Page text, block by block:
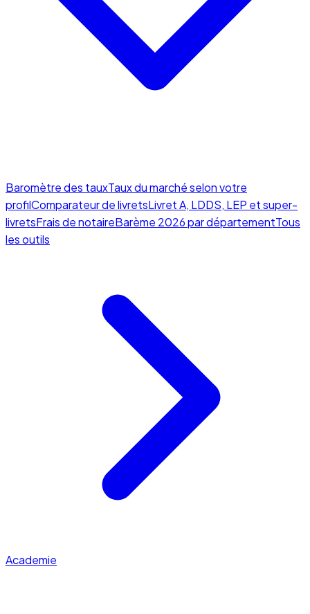
Baromètre des tauxTaux du marché selon votre
profilComparateur de livretsLivret A, LDDS, LEP et super-
livretsFrais de notaireBarème 2026 par départementTous
les outils
Academie